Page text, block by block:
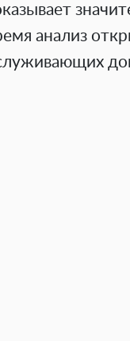
анализ